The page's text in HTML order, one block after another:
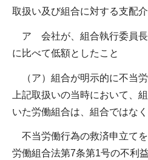
取扱い及び組合に対する支配
ア 会社が、組合執行委員長
に比べて低額としたこと
（ア）組合が明示的に不当
上記取扱いの当時において、
いた労働組合は、組合ではな
不当労働行為の救済申立てを
労働組合法第7条第1号の不利